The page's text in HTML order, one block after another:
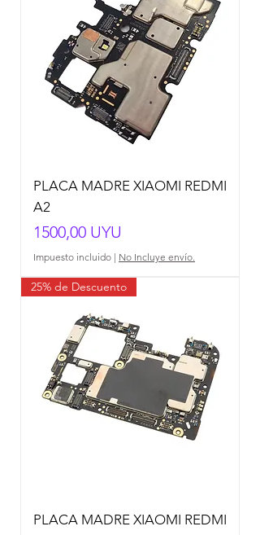
PLACA MADRE XIAOMI REDMI
A2
Precio
1500,00 UYU
Impuesto incluido | No Incluye envío.
25% de Descuento
PLACA MADRE XIAOMI REDMI